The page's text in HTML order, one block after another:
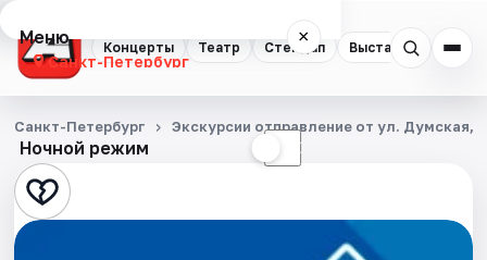
Концерты Театр Стендап Выставки
Меню ×
Санкт-Петербург
Концерты
Театр
Стендап
Ночной режим ☾
Санкт-Петербург Экскурсии отправление от ул. Думская,